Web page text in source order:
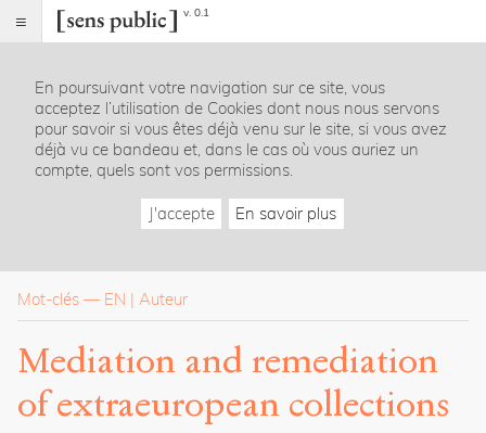
v. 0.1
Index
Rubriques
Essais
La
revue
Accueil
Présentation
En poursuivant votre navigation sur ce site, vous
acceptez l’utilisation de Cookies dont nous nous servons
pour savoir si vous êtes déjà venu sur le site, si vous avez
déjà vu ce bandeau et, dans le cas où vous auriez un
compte, quels sont vos permissions.
J'accepte En savoir plus
Mot-clés — EN Auteur
Mediation and remediation
of extraeuropean collections